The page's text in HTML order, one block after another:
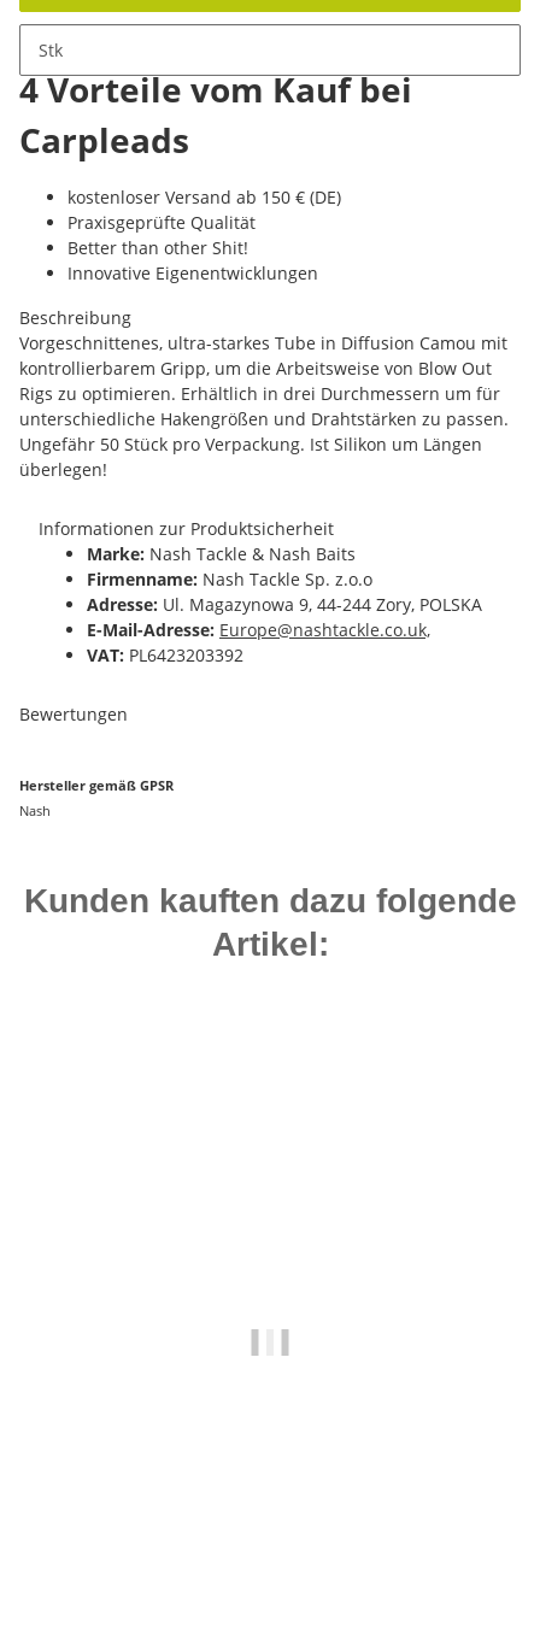
Stk
4 Vorteile vom Kauf bei
Carpleads
kostenloser Versand ab 150 € (DE)
Praxisgeprüfte Qualität
Better than other Shit!
Innovative Eigenentwicklungen
Beschreibung
Vorgeschnittenes, ultra-starkes Tube in Diffusion Camou mit
kontrollierbarem Gripp, um die Arbeitsweise von Blow Out
Rigs zu optimieren. Erhältlich in drei Durchmessern um für
unterschiedliche Hakengrößen und Drahtstärken zu passen.
Ungefähr 50 Stück pro Verpackung. Ist Silikon um Längen
überlegen!
Informationen zur Produktsicherheit
Marke: Nash Tackle & Nash Baits
Firmenname: Nash Tackle Sp. z.o.o
Adresse: Ul. Magazynowa 9, 44-244 Zory, POLSKA
E-Mail-Adresse: Europe@nashtackle.co.uk,
VAT: PL6423203392
Bewertungen
Hersteller gemäß GPSR
Nash
Kunden kauften dazu folgende
Artikel: